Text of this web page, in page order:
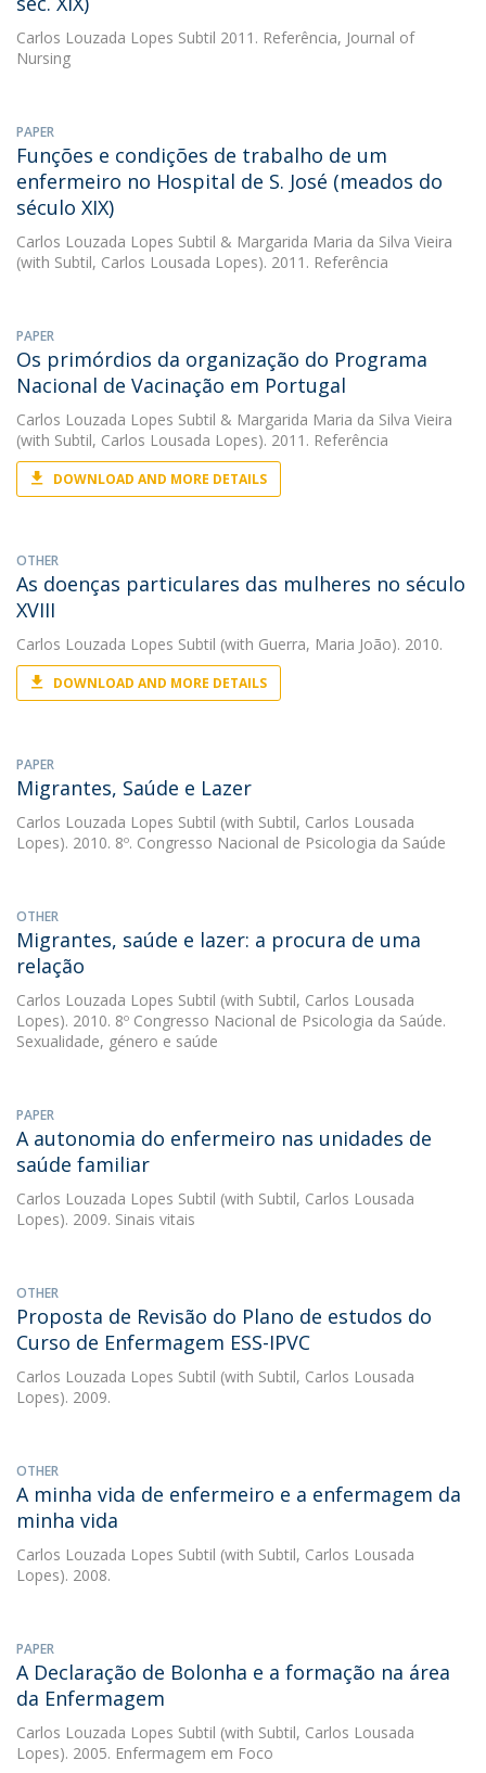
Carlos Louzada Lopes Subtil 2011. Referência, Journal of
Nursing
PAPER
Funções e condições de trabalho de um
enfermeiro no Hospital de S. José (meados do
século XIX)
Carlos Louzada Lopes Subtil & Margarida Maria da Silva Vieira
(with Subtil, Carlos Lousada Lopes). 2011. Referência
PAPER
Os primórdios da organização do Programa
Nacional de Vacinação em Portugal
Carlos Louzada Lopes Subtil & Margarida Maria da Silva Vieira
(with Subtil, Carlos Lousada Lopes). 2011. Referência
DOWNLOAD AND MORE DETAILS
OTHER
As doenças particulares das mulheres no século
XVIII
Carlos Louzada Lopes Subtil (with Guerra, Maria João). 2010.
DOWNLOAD AND MORE DETAILS
PAPER
Migrantes, Saúde e Lazer
Carlos Louzada Lopes Subtil (with Subtil, Carlos Lousada
Lopes). 2010. 8º. Congresso Nacional de Psicologia da Saúde
OTHER
Migrantes, saúde e lazer: a procura de uma
relação
Carlos Louzada Lopes Subtil (with Subtil, Carlos Lousada
Lopes). 2010. 8º Congresso Nacional de Psicologia da Saúde.
Sexualidade, género e saúde
PAPER
A autonomia do enfermeiro nas unidades de
saúde familiar
Carlos Louzada Lopes Subtil (with Subtil, Carlos Lousada
Lopes). 2009. Sinais vitais
OTHER
Proposta de Revisão do Plano de estudos do
Curso de Enfermagem ESS-IPVC
Carlos Louzada Lopes Subtil (with Subtil, Carlos Lousada
Lopes). 2009.
OTHER
A minha vida de enfermeiro e a enfermagem da
minha vida
Carlos Louzada Lopes Subtil (with Subtil, Carlos Lousada
Lopes). 2008.
PAPER
A Declaração de Bolonha e a formação na área
da Enfermagem
Carlos Louzada Lopes Subtil (with Subtil, Carlos Lousada
Lopes). 2005. Enfermagem em Foco